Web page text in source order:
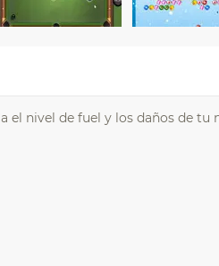
nivel de fuel y los daños de tu